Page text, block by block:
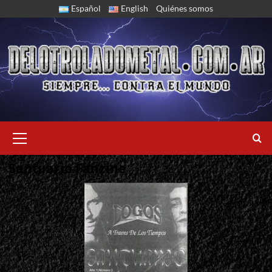
Español English Quiénes somos
Menu
Santuario Fanzine